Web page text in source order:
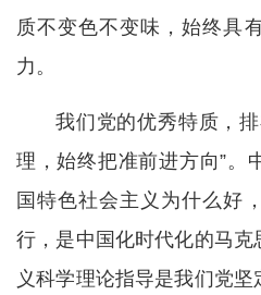
质不变色不变味，始终具
力。
我们党的优秀特质，
理，始终把准前进方向”。
国特色社会主义为什么好
行，是中国化时代化的马
义科学理论指导是我们党